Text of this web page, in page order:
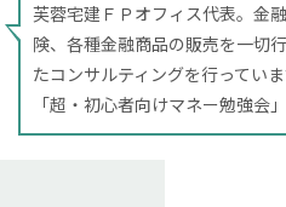
芙蓉宅建ＦＰオフィス代表。金
険、各種金融商品の販売を一切
たコンサルティングを行ってい
「超・初心者向けマネー勉強会